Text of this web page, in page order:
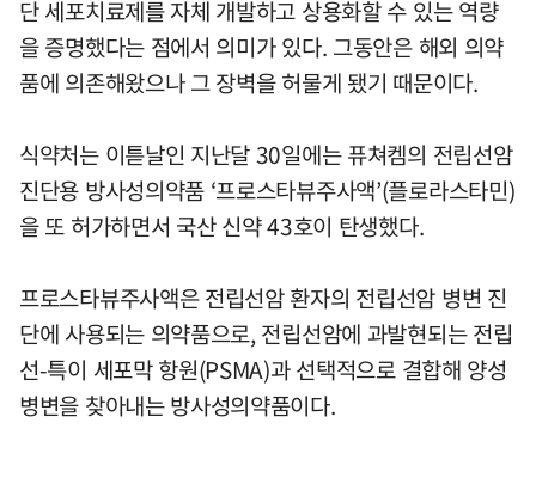
단 세포치료제를 자체 개발하고 상용화할 수 있는 역량
을 증명했다는 점에서 의미가 있다. 그동안은 해외 의약
품에 의존해왔으나 그 장벽을 허물게 됐기 때문이다.
식약처는 이튿날인 지난달 30일에는 퓨쳐켐의 전립선암
진단용 방사성의약품 ‘프로스타뷰주사액’(플로라스타민)
을 또 허가하면서 국산 신약 43호이 탄생했다.
프로스타뷰주사액은 전립선암 환자의 전립선암 병변 진
단에 사용되는 의약품으로, 전립선암에 과발현되는 전립
선-특이 세포막 항원(PSMA)과 선택적으로 결합해 양성
병변을 찾아내는 방사성의약품이다.